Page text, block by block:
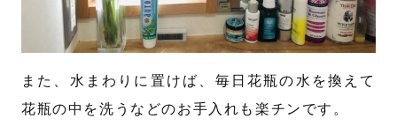
また、水まわりに置けば、毎日花瓶の水を換えて
花瓶の中を洗うなどのお手入れも楽チンです。